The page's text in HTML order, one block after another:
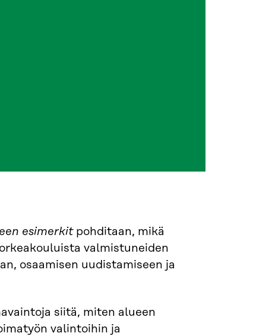
esimerkitpohditaan, mikä
valmistuneiden
osaamisen uudistamiseen ja
siitä, miten alueen
valintoihin ja